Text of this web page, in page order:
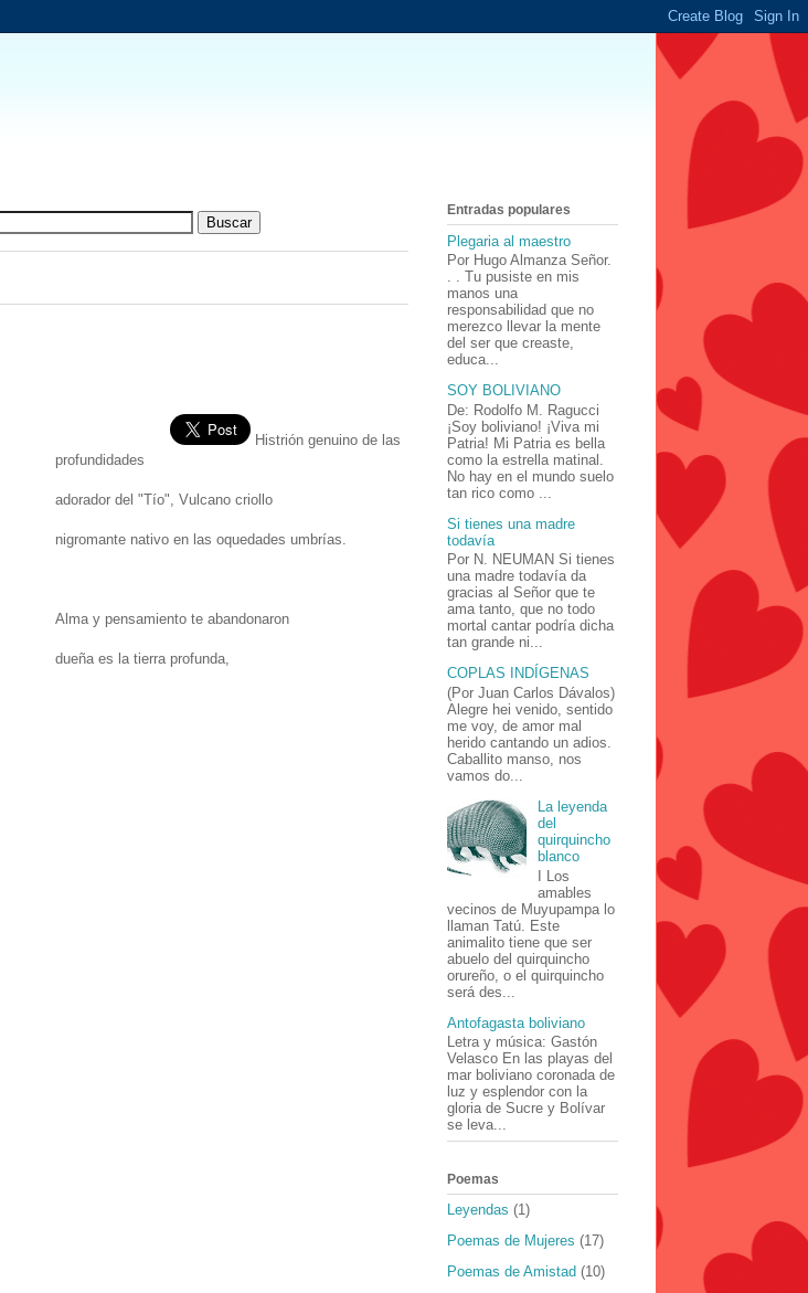
Histrión genuino de las
profundidades
adorador del "Tío", Vulcano criollo
nigromante nativo en las oquedades umbrías.
Alma y pensamiento te abandonaron
dueña es la tierra profunda,
Entradas populares
Plegaria al maestro
Por Hugo Almanza Señor.
. . Tu pusiste en mis
manos una
responsabilidad que no
merezco llevar la mente
del ser que creaste,
educa...
SOY BOLIVIANO
De: Rodolfo M. Ragucci
¡Soy boliviano! ¡Viva mi
Patria! Mi Patria es bella
como la estrella matinal.
No hay en el mundo suelo
tan rico como ...
Si tienes una madre
todavía
Por N. NEUMAN Si tienes
una madre todavía da
gracias al Señor que te
ama tanto, que no todo
mortal cantar podría dicha
tan grande ni...
COPLAS INDÍGENAS
(Por Juan Carlos Dávalos)
Alegre hei venido, sentido
me voy, de amor mal
herido cantando un adios.
Caballito manso, nos
vamos do...
La leyenda
del
quirquincho
blanco
I Los
amables
vecinos de Muyupampa lo
llaman Tatú. Este
animalito tiene que ser
abuelo del quirquincho
orureño, o el quirquincho
será des...
Antofagasta boliviano
Letra y música: Gastón
Velasco En las playas del
mar boliviano coronada de
luz y esplendor con la
gloria de Sucre y Bolívar
se leva...
Poemas
Leyendas (1)
Poemas de Mujeres (17)
Poemas de Amistad (10)